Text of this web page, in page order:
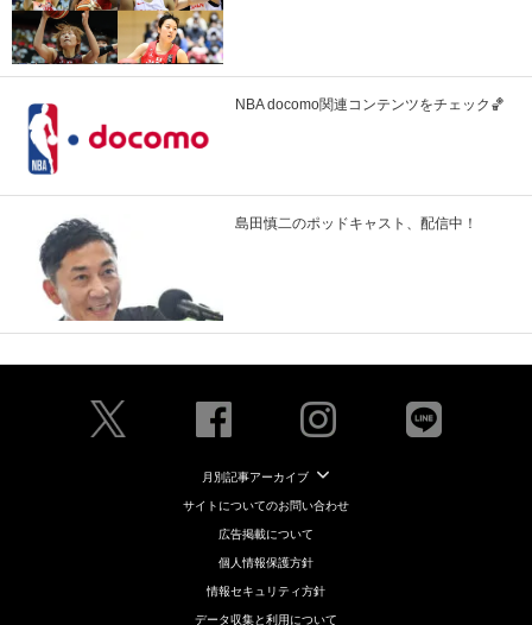
NBA docomo関連コンテンツをチェック🏀
島田慎二のポッドキャスト、配信中！
月別記事アーカイブ
サイトについてのお問い合わせ
広告掲載について
個人情報保護方針
情報セキュリティ方針
データ収集と利用について